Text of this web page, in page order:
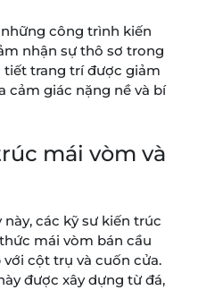
công trình kiến
nhận sự thô sơ trong
tiết trang trí được giảm
cảm giác nặng nề và bí
mái vòm và
các kỹ sư kiến trúc
mái vòm bán cầu
cột trụ và cuốn cửa.
được xây dựng từ đá,